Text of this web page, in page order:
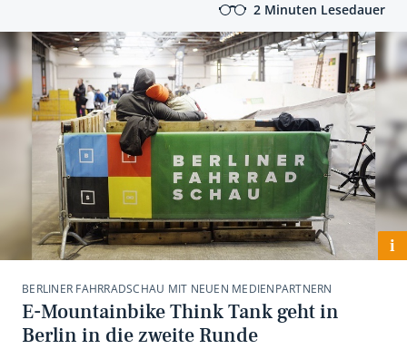
2 Minuten Lesedauer
i
BERLINER FAHRRADSCHAU MIT NEUEN MEDIENPARTNERN
E-Mountainbike Think Tank geht in
Berlin in die zweite Runde